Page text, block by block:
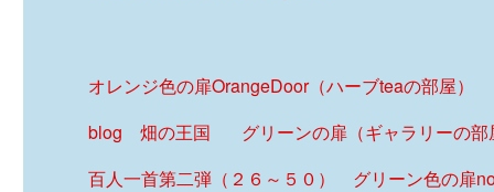
オレンジ色の扉OrangeDoor（ハーブteaの部屋）
blog 畑の王国
グリーンの扉（ギャラリーの部
百人一首第二弾（２６～５０） グリーン色の扉